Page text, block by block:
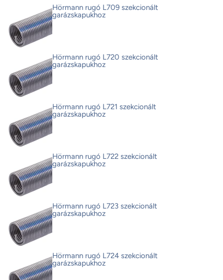
Hörmann rugó L709 szekcionált
garázskapukhoz
Hörmann rugó L720 szekcionált
garázskapukhoz
Hörmann rugó L721 szekcionált
garázskapukhoz
Hörmann rugó L722 szekcionált
garázskapukhoz
Hörmann rugó L723 szekcionált
garázskapukhoz
Hörmann rugó L724 szekcionált
garázskapukhoz